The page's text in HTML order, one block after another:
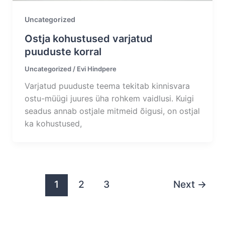
Uncategorized
Ostja kohustused varjatud
puuduste korral
Uncategorized/ Evi Hindpere
Varjatud puuduste teema tekitab kinnisvara
ostu-müügi juures üha rohkem vaidlusi. Kuigi
seadus annab ostjale mitmeid õigusi, on ostjal
ka kohustused,
1 2 3 Next →